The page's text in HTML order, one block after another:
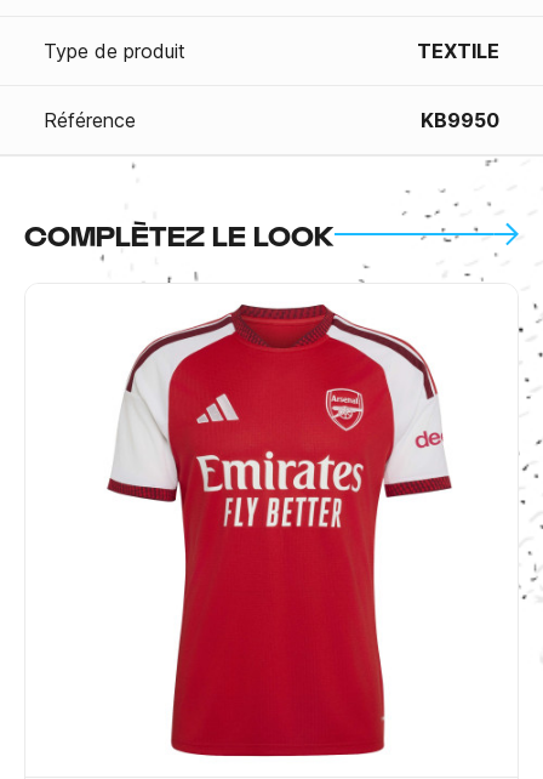
Type de produit TEXTILE
Référence KB9950
COMPLÈTEZ LE LOOK